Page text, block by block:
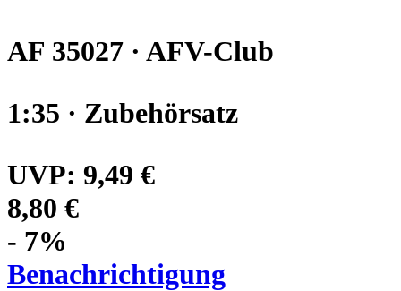
AF 35027 · AFV-Club
1:35 · Zubehörsatz
UVP: 9,49 €
8,80 €
- 7%
Benachrichtigung